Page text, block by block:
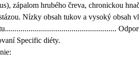
zápalom hrubého čreva, chronickou
Nízky obsah tukov a vysoký obsah
Specific diéty.